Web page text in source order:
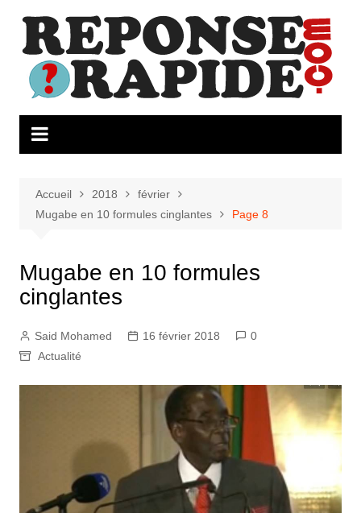
contenu
Accueil 2018
février
Mugabe en 10 formules cinglantes
Page 8
Mugabe en 10 formules
cinglantes
Said Mohamed 16 février 2018
0
Actualité